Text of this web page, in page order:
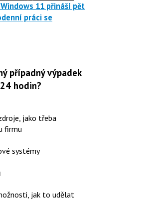
11 přináší pět
práci se
případný výpadek
hodin?
jako třeba
firmu
systémy
jak to udělat